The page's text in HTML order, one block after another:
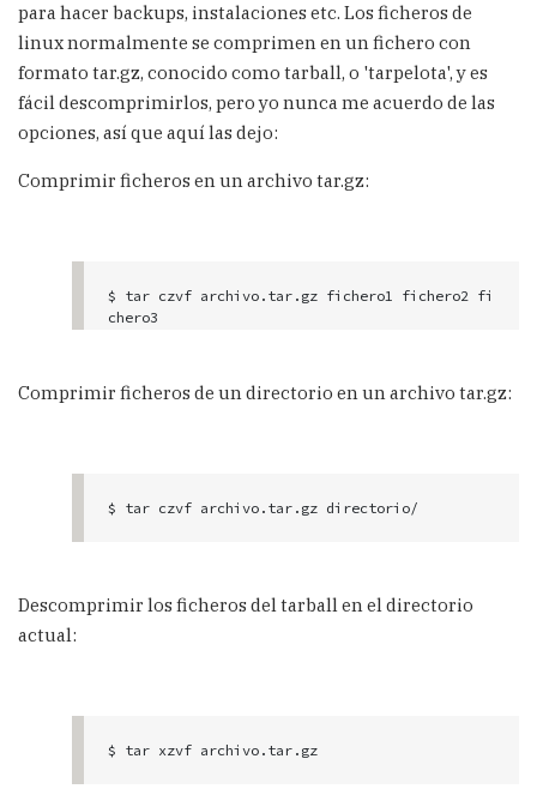
para hacer backups, instalaciones etc. Los ficheros de
linux normalmente se comprimen en un fichero con
formato tar.gz, conocido como tarball, o 'tarpelota', y es
fácil descomprimirlos, pero yo nunca me acuerdo de las
opciones, así que aquí las dejo:
Comprimir ficheros en un archivo tar.gz:
$ tar czvf archivo.tar.gz fichero1 fichero2 fi
chero3
Comprimir ficheros de un directorio en un archivo tar.gz:
$ tar czvf archivo.tar.gz directorio/
Descomprimir los ficheros del tarball en el directorio
actual:
$ tar xzvf archivo.tar.gz